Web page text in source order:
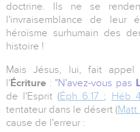
doctrine. Ils ne se
l'invraisemblance de leur
héroïsme surhumain des
histoire !
Mais Jésus, lui, fait
l' Écriture : "N'avez-vous pas
de l'Esprit (Éph 6.17 ; Héb
tentateur dans le désert (Matt
cause de l'erreur :